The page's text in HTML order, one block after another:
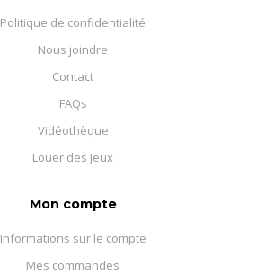
Politique de confidentialité
Nous joindre
Contact
FAQs
Vidéothèque
Louer des Jeux
Mon compte
Informations sur le compte
Mes commandes